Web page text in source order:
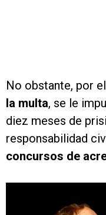
No obstante, por el
la multa, se le
diez meses de
responsabilidad
concursos de